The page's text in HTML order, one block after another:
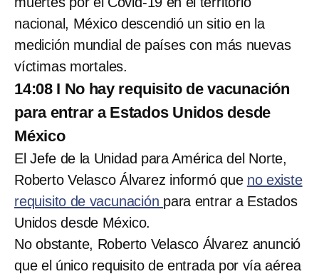
nacional, México descendió un sitio en la
medición mundial de países con más nuevas
víctimas mortales.
14:08 I No hay requisito de vacunación
para entrar a Estados Unidos desde
México
El Jefe de la Unidad para América del Norte,
Roberto Velasco Álvarez informó que no existe
requisito de vacunación para entrar a Estados
Unidos desde México.
No obstante, Roberto Velasco Álvarez anunció
que el único requisito de entrada por vía aérea